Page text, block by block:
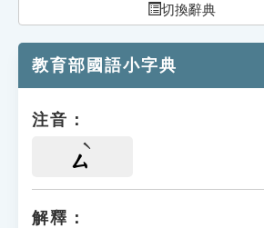
切換辭典
教育部國語小字典
注音：
ㄙ
解釋：